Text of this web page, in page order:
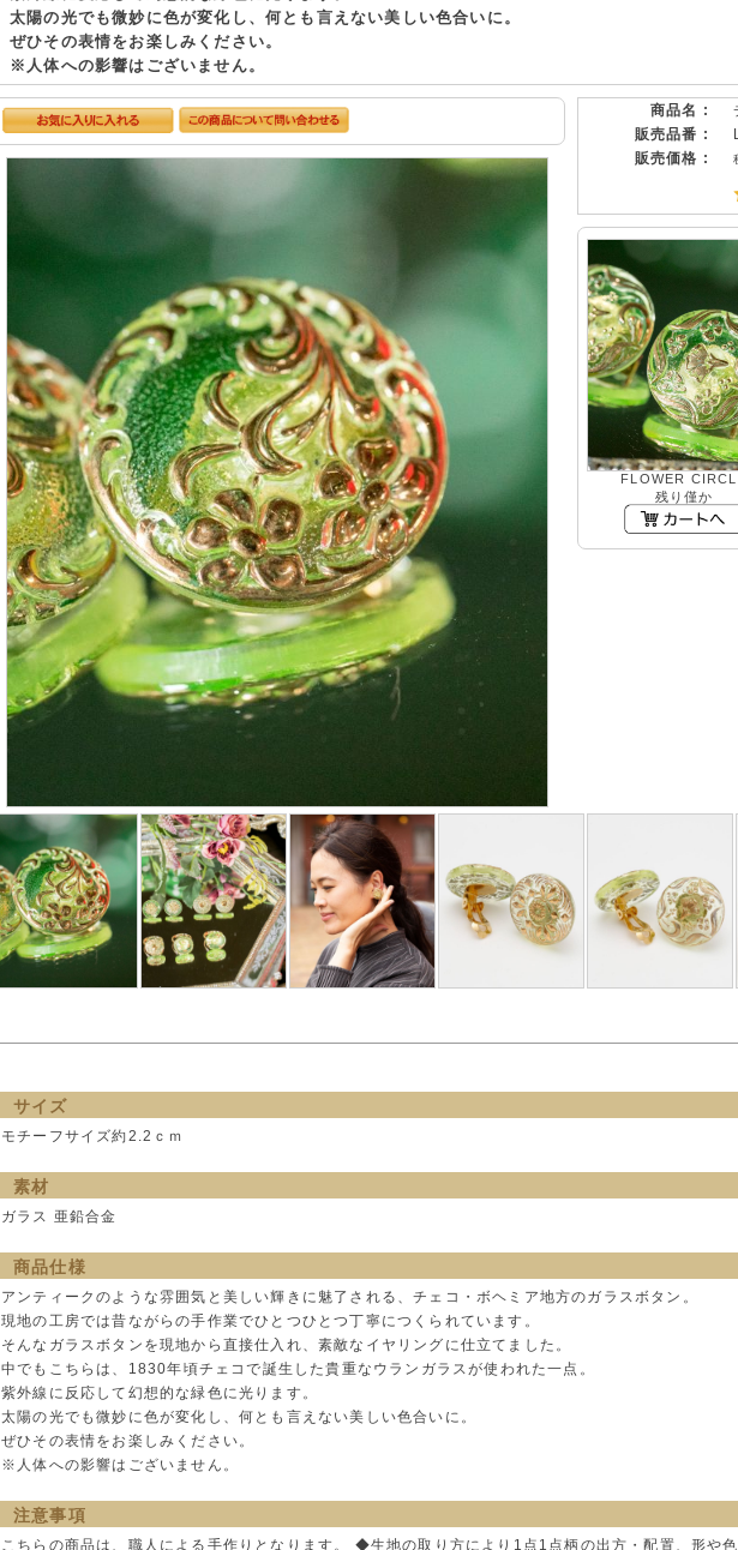
太陽の光でも微妙に色が変化し、何とも言えない美しい色合いに。
ぜひその表情をお楽しみください。
※人体への影響はございません。
商品名 :
販売品番 :
販売価格 :
FLOWER
残り僅か
サイズ
モチーフサイズ約2.2ｃｍ
素材
ガラス 亜鉛合金
商品仕様
アンティークのような雰囲気と美しい輝きに魅了される、チェコ・ボヘミア地方のガラスボタン。
現地の工房では昔ながらの手作業でひとつひとつ丁寧につくられています。
そんなガラスボタンを現地から直接仕入れ、素敵なイヤリングに仕立てました。
中でもこちらは、1830年頃チェコで誕生した貴重なウランガラスが使われた一点。
紫外線に反応して幻想的な緑色に光ります。
太陽の光でも微妙に色が変化し、何とも言えない美しい色合いに。
ぜひその表情をお楽しみください。
※人体への影響はございません。
注意事項
こちらの商品は、職人による手作りとなります。 ◆生地の取り方により1点1点柄の出方・配置、形や